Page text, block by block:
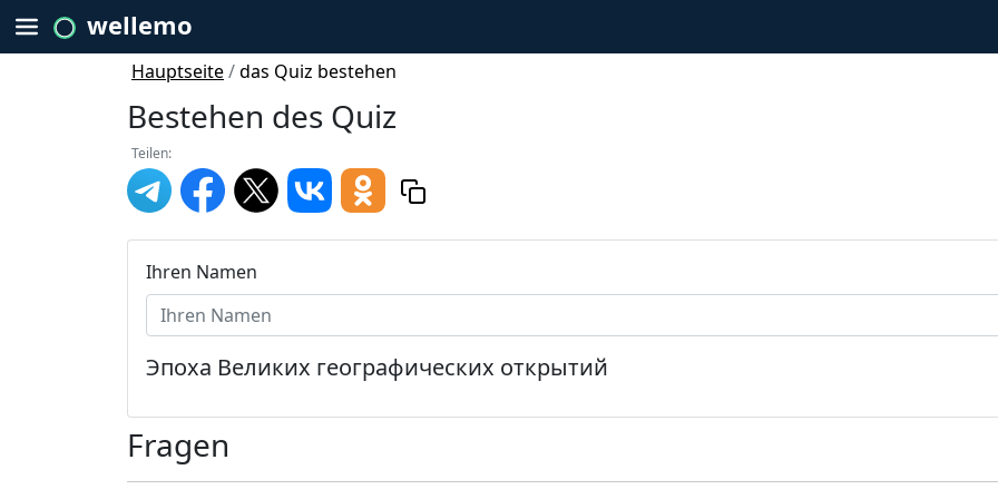
wellemo
Hauptseite/das Quiz bestehen
Bestehen des Quiz
Teilen:
Ihren Namen
Эпоха Великих географических открытий
Fragen